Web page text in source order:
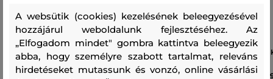
SZOKNYA DIESEL DE-SKYE-D SKIRT
85 990 Ft
SZOKNYA DIESEL O-BEAUTY
A websütik (cookies) kezelésének beleegyezésével
hozzájárul weboldalunk fejlesztéséhez. Az
„Elfogadom mindet" gombra kattintva beleegyezik
abba, hogy személyre szabott tartalmat, releváns
hirdetéseket mutassunk és vonzó, online vásárlási